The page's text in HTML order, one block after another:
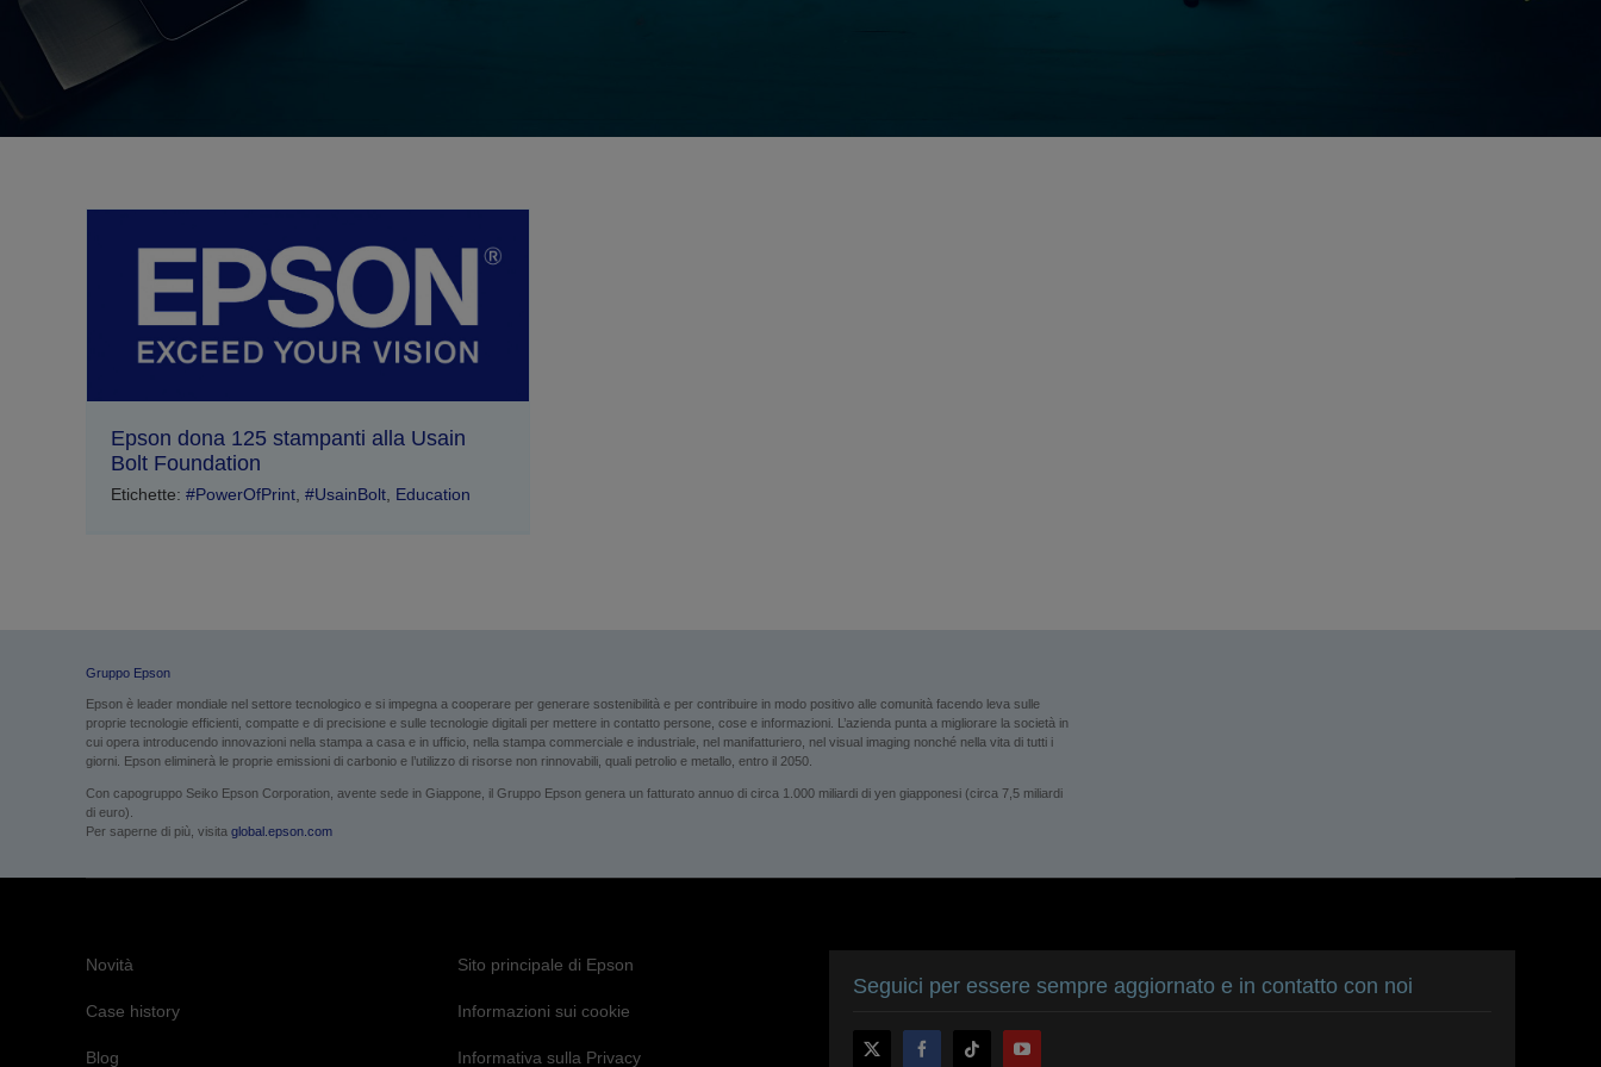
Epson dona 125 stampanti alla Usain
Bolt Foundation
Etichette: #PowerOfPrint #UsainBolt Education
Gruppo Epson
Epson è leader mondiale nel settore tecnologico e si impegna a cooperare per generare sostenibilità e per contribuire in modo positivo alle comunità facendo leva sulle
proprie tecnologie efficienti, compatte e di precisione e sulle tecnologie digitali per mettere in contatto persone, cose e informazioni. L’azienda punta a migliorare la società in
cui opera introducendo innovazioni nella stampa a casa e in ufficio, nella stampa commerciale e industriale, nel manifatturiero, nel visual imaging nonché nella vita di tutti i
giorni. Epson eliminerà le proprie emissioni di carbonio e l’utilizzo di risorse non rinnovabili, quali petrolio e metallo, entro il 2050.
Con capogruppo Seiko Epson Corporation, avente sede in Giappone, il Gruppo Epson genera un fatturato annuo di circa 1.000 miliardi di yen giapponesi (circa 7,5 miliardi
di euro).
Per saperne di più, visita global.epson.com
Novità
Case history
Blog
Sito principale di Epson
Informazioni sui cookie
Informativa sulla Privacy
Seguici per essere sempre aggiornato e in contatto con noi